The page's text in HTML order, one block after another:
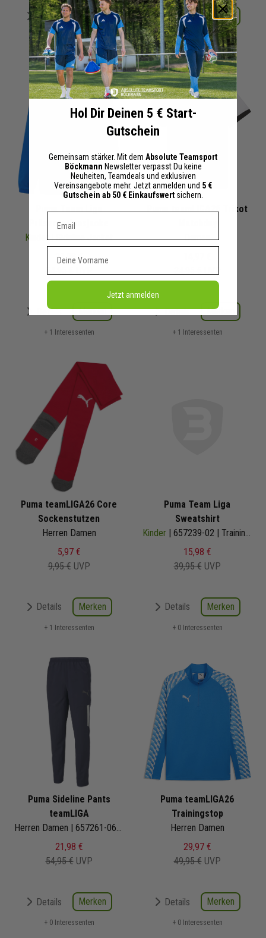
Details Merken
+ 2 Interessenten
Details Merken
+ 2 Interessenten
Puma Team Liga
Präsentationsjacke
Kinder| Sideline Jacket
21,98 €
Details Merken
+ 1 Interessenten
Puma teamLIGA26 Trikot
Damen
Details Merken
+ 1 Interessenten
Puma teamLIGA26 Core
Sockenstutzen
Herren Damen
5,97 €
9,95 € UVP
Details Merken
+ 1 Interessenten
Puma Team Liga
Sweatshirt
Kinder | 657239-02 | Training Sweat
15,98 €
39,95 € UVP
Details Merken
+ 0 Interessenten
Puma Sideline Pants
teamLIGA
Herren Damen | 657261-06 | Sideline Pants
21,98 €
54,95 € UVP
Details Merken
+ 0 Interessenten
Puma teamLIGA26
Trainingstop
Herren Damen
29,97 €
49,95 € UVP
Details Merken
+ 0 Interessenten
Hol Dir Deinen 5 € Start-
Gutschein
Gemeinsam stärker. Mit dem Absolute Teamsport
Böckmann Newsletter verpasst Du keine
Neuheiten, Teamdeals und exklusiven
Vereinsangebote mehr. Jetzt anmelden und 5 €
Gutschein ab 50 € Einkaufswert sichern.
Dein E-mail Adresse
Vorname
Jetzt anmelden